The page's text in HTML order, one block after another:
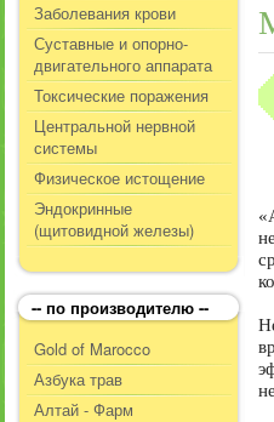
Заболевания крови
Суставные и опорно-
двигательного аппарата
Токсические поражения
Центральной нервной
системы
Физическое истощение
Эндокринные
(щитовидной железы)
-- по производителю --
Gold of Marocco
Азбука трав
Алтай - Фарм